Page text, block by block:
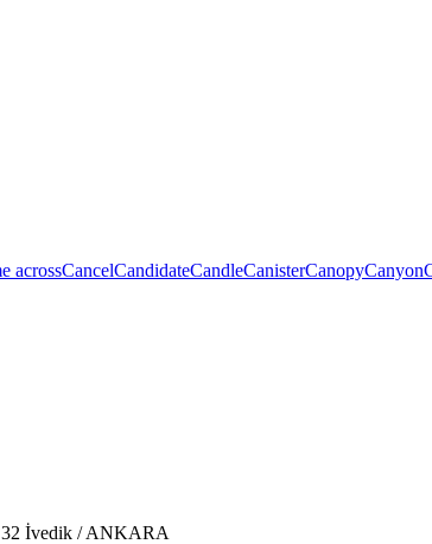
acrossCancelCandidateCandleCanisterCanopyCanyon
32 İvedik / ANKARA